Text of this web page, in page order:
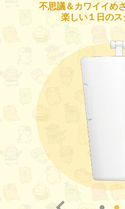
不思議＆カワイイめ
楽しい１日のス